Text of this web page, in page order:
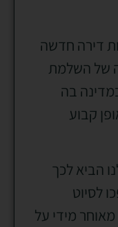
דירה חדשה
של השלמת
בה
קבוע
הביא לכך
לסיוט
מידי על